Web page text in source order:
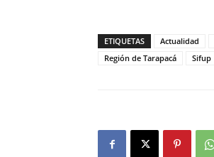
ETIQUETAS Actualidad
Región de Tarapacá
Sifup